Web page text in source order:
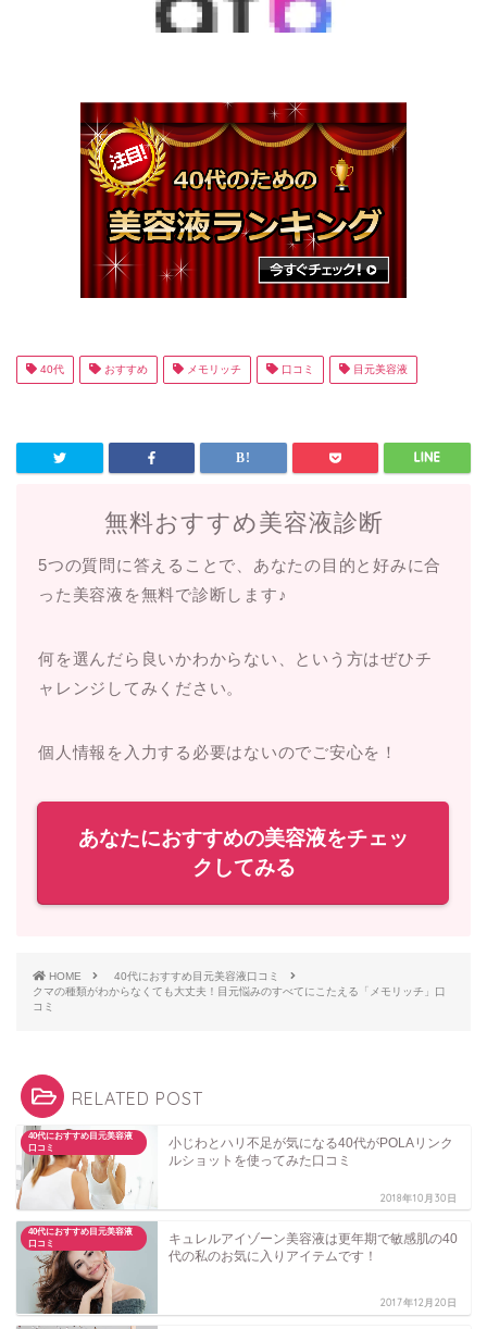
40代 おすすめ メモリッチ 口コミ 目元美容液
無料おすすめ美容液診断
5つの質問に答えることで、あなたの目的と好みに合
った美容液を無料で診断します♪
何を選んだら良いかわからない、という方はぜひチ
ャレンジしてみください。
個人情報を入力する必要はないのでご安心を！
あなたにおすすめの美容液をチェッ
クしてみる
HOME
40代におすすめ目元美容液口コミ
クマの種類がわからなくても大丈夫！目元悩みのすべてにこたえる「メモリッチ」口
コミ
RELATED POST
40代におすすめ目元美容液
口コミ
小じわとハリ不足が気になる40代がPOLAリンク
ルショットを使ってみた口コミ
2018年10月30日
40代におすすめ目元美容液
口コミ
キュレルアイゾーン美容液は更年期で敏感肌の40
代の私のお気に入りアイテムです！
2017年12月20日